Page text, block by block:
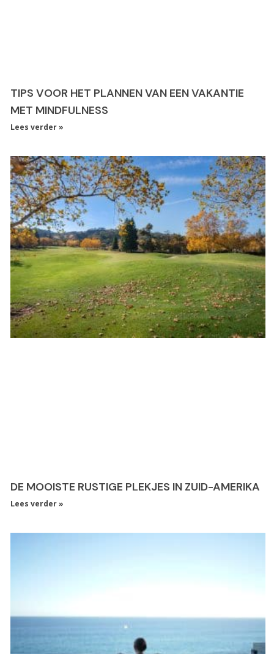
TIPS VOOR HET PLANNEN VAN EEN VAKANTIE
MET MINDFULNESS
Lees verder »
DE MOOISTE RUSTIGE PLEKJES IN ZUID-AMERIKA
Lees verder »